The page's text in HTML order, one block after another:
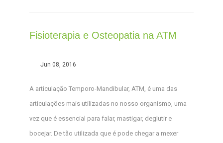
Fisioterapia e Osteopatia na ATM
Jun 08, 2016
A articulação Temporo-Mandibular, ATM, é uma das
articulações mais utilizadas no nosso organismo, uma
vez que é essencial para falar, mastigar, deglutir e
bocejar. De tão utilizada que é pode chegar a mexer